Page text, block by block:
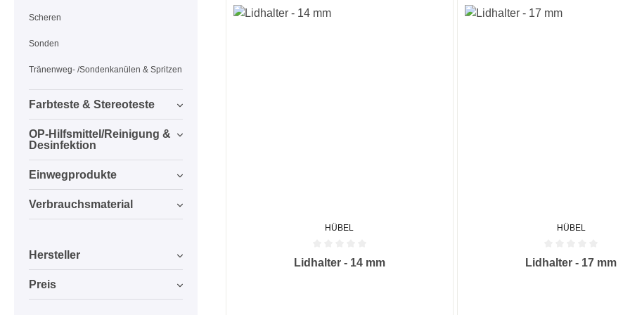
Scheren
Sonden
Tränenweg- /Sondenkanülen & Spritzen
Farbteste & Stereoteste
OP-Hilfsmittel/Reinigung &
Desinfektion
Einwegprodukte
Verbrauchsmaterial
Hersteller
Preis
HÜBEL
Durchschnittliche Bewertung von 0 von 5 Sternen
Lidhalter - 14 mm
HÜBEL
Durchschnittliche Bewertung
Lidhalter - 17 mm